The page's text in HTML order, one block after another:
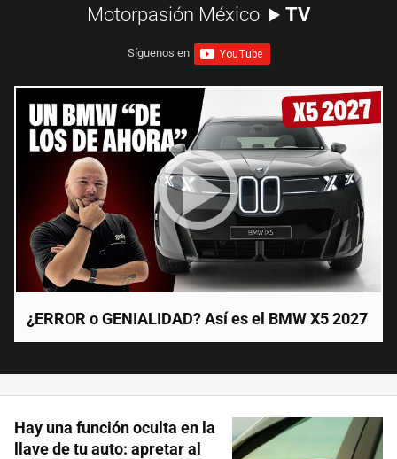
Motorpasión México TV
Síguenos en
¿ERROR o GENIALIDAD? Así es el BMW X5 2027
Hay una función oculta en la
llave de tu auto: apretar al